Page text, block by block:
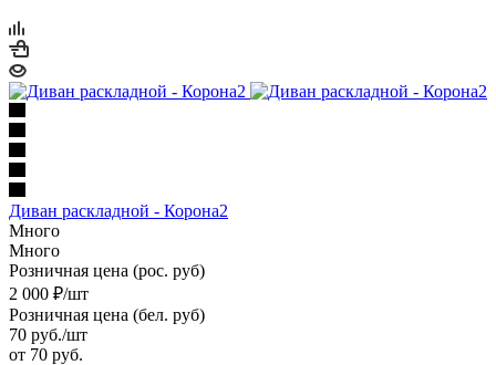
Диван раскладной - Корона2
Много
Много
Розничная цена (рос. руб)
2 000 ₽/шт
Розничная цена (бел. руб)
70 руб./шт
от 70 руб.